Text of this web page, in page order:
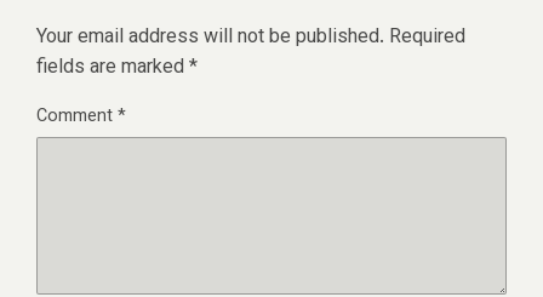
Your email address will not be published. Required
fields are marked *
Comment*